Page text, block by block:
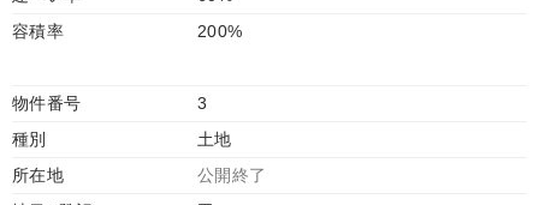
容積率
200%
物件番号
3
種別
土地
所在地
公開終了